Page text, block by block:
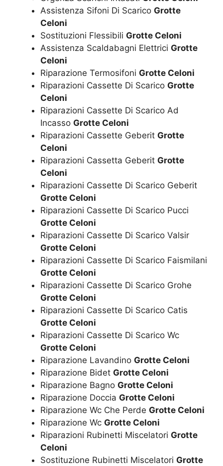
Assistenza Sifoni Di Scarico Grotte
Celoni
Sostituzioni Flessibili Grotte Celoni
Assistenza Scaldabagni Elettrici Grotte
Celoni
Riparazione Termosifoni Grotte Celoni
Riparazioni Cassette Di Scarico Grotte
Celoni
Riparazioni Cassette Di Scarico Ad
Incasso Grotte Celoni
Riparazioni Cassette Geberit Grotte
Celoni
Riparazioni Cassetta Geberit Grotte
Celoni
Riparazioni Cassette Di Scarico Geberit
Grotte Celoni
Riparazioni Cassette Di Scarico Pucci
Grotte Celoni
Riparazioni Cassette Di Scarico Valsir
Grotte Celoni
Riparazioni Cassette Di Scarico Faismilani
Grotte Celoni
Riparazioni Cassette Di Scarico Grohe
Grotte Celoni
Riparazioni Cassette Di Scarico Catis
Grotte Celoni
Riparazioni Cassette Di Scarico Wc
Grotte Celoni
Riparazione Lavandino Grotte Celoni
Riparazione Bidet Grotte Celoni
Riparazione Bagno Grotte Celoni
Riparazione Doccia Grotte Celoni
Riparazione Wc Che Perde Grotte Celoni
Riparazione Wc Grotte Celoni
Riparazioni Rubinetti Miscelatori Grotte
Celoni
Sostituzione Rubinetti Miscelatori Grotte